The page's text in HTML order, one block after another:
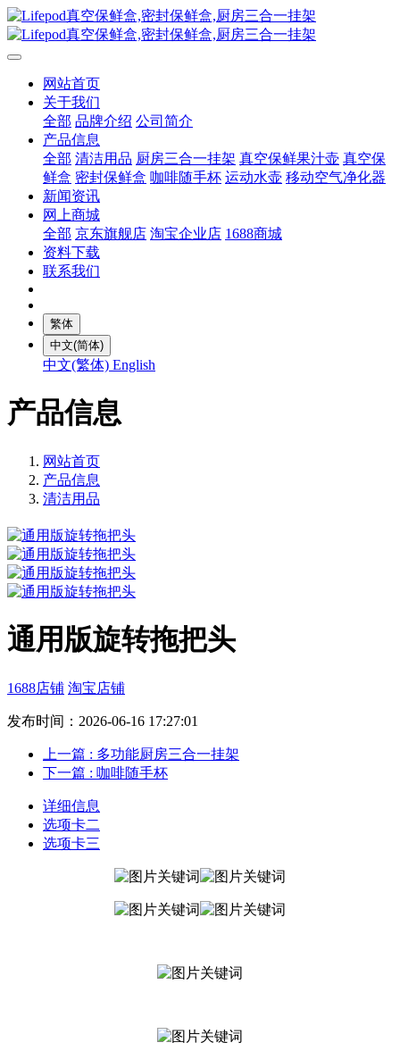
网站首页
关于我们
全部 品牌介绍 公司简介
产品信息
全部 清洁用品 厨房三合一挂架 真空保鲜果汁壶 真空保
鲜盒 密封保鲜盒 咖啡随手杯 运动水壶 移动空气净化器
新闻资讯
网上商城
全部 京东旗舰店 淘宝企业店 1688商城
资料下载
联系我们
繁体
中文(简体)
中文(繁体) English
产品信息
网站首页
产品信息
清洁用品
通用版旋转拖把头
1688店铺 淘宝店铺
发布时间：2026-06-16 17:27:01
上一篇 : 多功能厨房三合一挂架
下一篇 : 咖啡随手杯
详细信息
选项卡二
选项卡三